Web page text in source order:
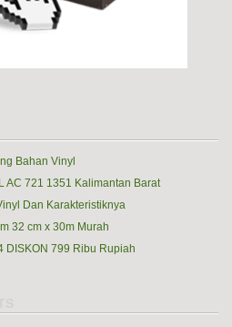
Bahan Vinyl
AC 721 1351 Kalimantan Barat
Dan Karakteristiknya
32 cm x 30m Murah
DISKON 799 Ribu Rupiah